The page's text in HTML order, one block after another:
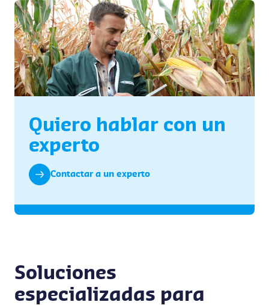
Quiero hablar con un
experto
Contactar a un experto
Soluciones
especializadas para